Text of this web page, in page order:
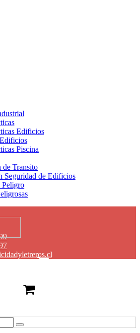
Edificios
Piscina
de Transito
Seguridad de Edificios
Peligro